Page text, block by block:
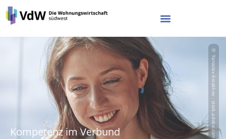
Kompetenz im Verbund © Yaroslav Astakhov - stock.adobe.com